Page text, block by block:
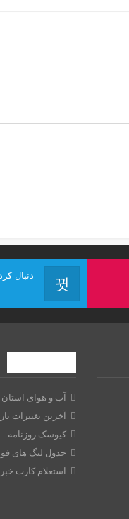
دنبال
آب و هوای
آخرین تغییرات
کیوسک روزنامه
جدول لیگ های
استعلام کارت